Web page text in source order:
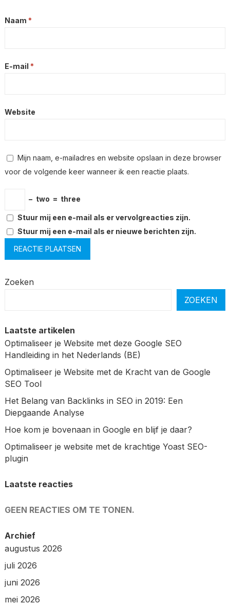
Naam *
E-mail *
Website
Mijn naam, e-mailadres en website opslaan in deze browser
voor de volgende keer wanneer ik een reactie plaats.
− two = three
Stuur mij een e-mail als er vervolgreacties zijn.
Stuur mij een e-mail als er nieuwe berichten zijn.
Zoeken
ZOEKEN
Laatste artikelen
Optimaliseer je Website met deze Google SEO
Handleiding in het Nederlands (BE)
Optimaliseer je Website met de Kracht van de Google
SEO Tool
Het Belang van Backlinks in SEO in 2019: Een
Diepgaande Analyse
Hoe kom je bovenaan in Google en blijf je daar?
Optimaliseer je website met de krachtige Yoast SEO-
plugin
Laatste reacties
GEEN REACTIES OM TE TONEN.
Archief
augustus 2026
juli 2026
juni 2026
mei 2026